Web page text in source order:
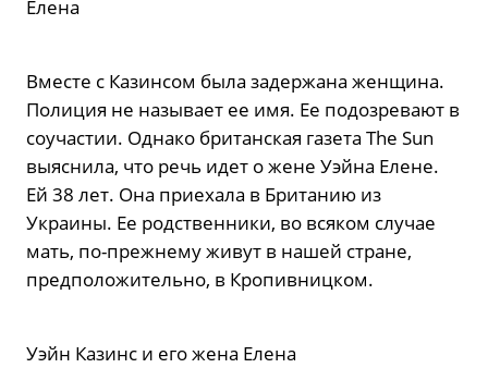
Елена
Вместе с Казинсом была задержана женщина.
Полиция не называет ее имя. Ее подозревают в
соучастии. Однако британская газета The Sun
выяснила, что речь идет о жене Уэйна Елене.
Ей 38 лет. Она приехала в Британию из
Украины. Ее родственники, во всяком случае
мать, по-прежнему живут в нашей стране,
предположительно, в Кропивницком.
Уэйн Казинс и его жена Елена